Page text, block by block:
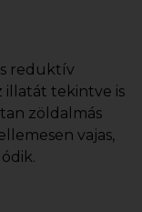
reduktív
illatát tekintve is
zöldalmás
vajas,